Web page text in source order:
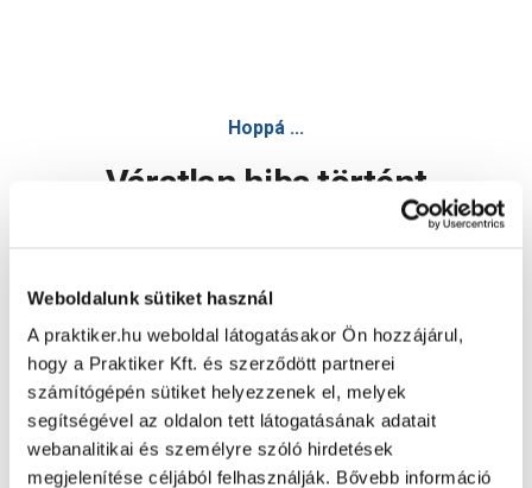
Weboldalunk sütiket használ
A praktiker.hu weboldal látogatásakor Ön hozzájárul,
hogy a Praktiker Kft. és szerződött partnerei
számítógépén sütiket helyezzenek el, melyek
segítségével az oldalon tett látogatásának adatait
webanalitikai és személyre szóló hirdetések
megjelenítése céljából felhasználják. Bővebb információ
Hoppá ...
Váratlan hiba történt
Oldal újratöltése